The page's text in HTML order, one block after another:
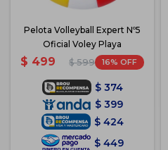
Pelota Volleyball Expert Nº5
Oficial Voley Playa
$ 499 $ 599 16
$ 374
$ 399
$ 424
$ 449